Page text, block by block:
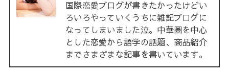
国際恋愛ブログが書きたかったけどい
ろいろやっていくうちに雑記ブログに
なってしまいました泣。中華圏を中心
とした恋愛から語学の話題、商品紹介
までさまざまな記事を書いています。